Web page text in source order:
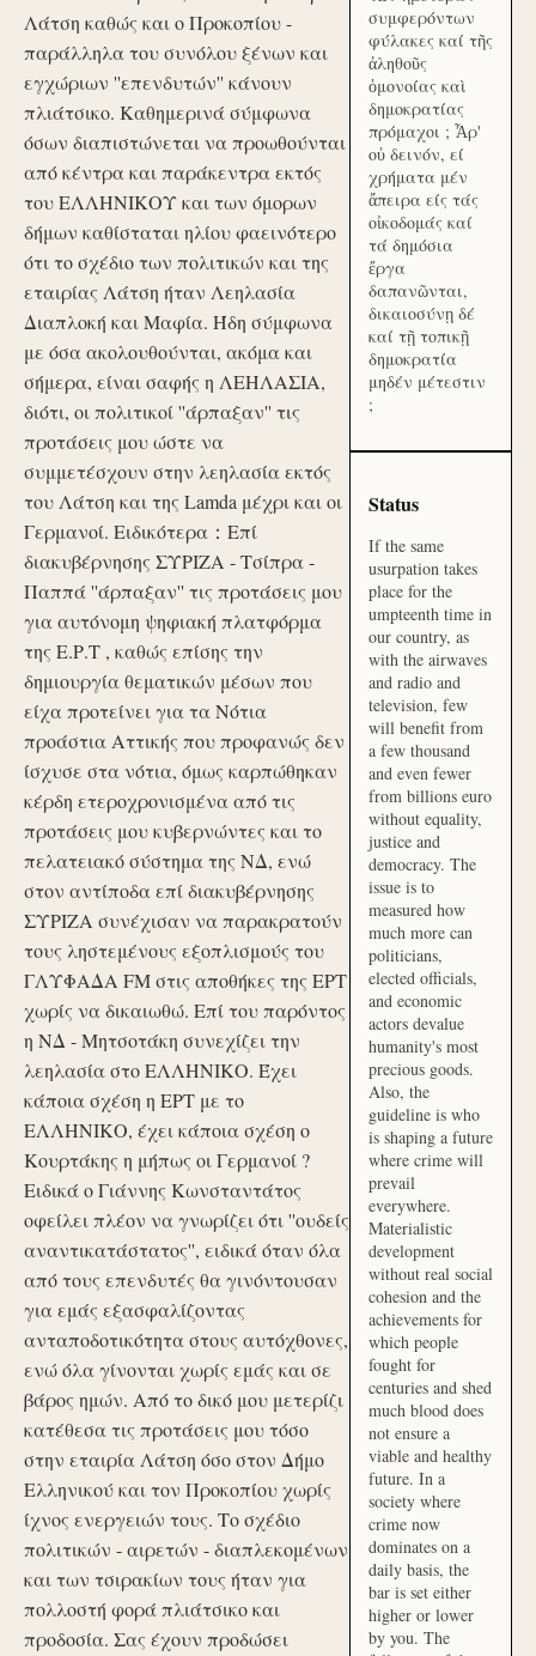
Λάτση καθώς και ο Προκοπίου -
παράλληλα του συνόλου ξένων και
εγχώριων ''επενδυτών'' κάνουν
πλιάτσικο. Καθημερινά σύμφωνα
όσων διαπιστώνεται να προωθούνται
από κέντρα και παράκεντρα εκτός
του ΕΛΛΗΝΙΚΟΥ και των όμορων
δήμων καθίσταται ηλίου φαεινότερο
ότι το σχέδιο των πολιτικών και της
εταιρίας Λάτση ήταν Λεηλασία
Διαπλοκή και Μαφία. Ήδη σύμφωνα
με όσα ακολουθούνται, ακόμα και
σήμερα, είναι σαφής η ΛΕΗΛΑΣΙΑ,
διότι, οι πολιτικοί ''άρπαξαν'' τις
προτάσεις μου ώστε να
συμμετέσχουν στην λεηλασία εκτός
του Λάτση και της Lamda μέχρι και οι
Γερμανοί. Ειδικότερα：Επί
διακυβέρνησης ΣΥΡΙΖΑ - Τσίπρα -
Παππά ''άρπαξαν'' τις προτάσεις μου
για αυτόνομη ψηφιακή πλατφόρμα
της Ε.Ρ.Τ , καθώς επίσης την
δημιουργία θεματικών μέσων που
είχα προτείνει για τα Νότια
προάστια Αττικής που προφανώς δεν
ίσχυσε στα νότια, όμως καρπώθηκαν
κέρδη ετεροχρονισμένα από τις
προτάσεις μου κυβερνώντες και το
πελατειακό σύστημα της ΝΔ, ενώ
στον αντίποδα επί διακυβέρνησης
ΣΥΡΙΖΑ συνέχισαν να παρακρατούν
τους ληστεμένους εξοπλισμούς του
ΓΛΥΦΑΔΑ FM στις αποθήκες της ΕΡΤ
χωρίς να δικαιωθώ. Επί του παρόντος
η ΝΔ - Μητσοτάκη συνεχίζει την
λεηλασία στο ΕΛΛΗΝΙΚΟ. Έχει
κάποια σχέση η ΕΡΤ με το
ΕΛΛΗΝΙΚΟ, έχει κάποια σχέση ο
Κουρτάκης η μήπως οι Γερμανοί ?
Ειδικά ο Γιάννης Κωνσταντάτος
οφείλει πλέον να γνωρίζει ότι ''ουδείς
αναντικατάστατος'', ειδικά όταν όλα
από τους επενδυτές θα γινόντουσαν
για εμάς εξασφαλίζοντας
ανταποδοτικότητα στους αυτόχθονες,
ενώ όλα γίνονται χωρίς εμάς και σε
βάρος ημών. Από το δικό μου μετερίζι
κατέθεσα τις προτάσεις μου τόσο
στην εταιρία Λάτση όσο στον Δήμο
Ελληνικού και τον Προκοπίου χωρίς
ίχνος ενεργειών τους. Το σχέδιο
πολιτικών - αιρετών - διαπλεκομένων
και των τσιρακίων τους ήταν για
πολλοστή φορά πλιάτσικο και
προδοσία. Σας έχουν προδώσει
συμφερόντων
φύλακες καί τῆς
ἀληθοῦς
ὁμονοίας καὶ
δημοκρατίας
πρόμαχοι ; Ἆρ'
οὐ δεινόν, εί
χρήματα μέν
ἄπειρα είς τάς
οἰκοδομάς καί
τά δημόσια
ἔργα
δαπανῶνται,
δικαιοσύνῃ δέ
καί τῇ τοπικῇ
δημοκρατία
μηδέν μέτεστιν
;
Status
If the same
usurpation takes
place for the
umpteenth time in
our country, as
with the airwaves
and radio and
television, few
will benefit from
a few thousand
and even fewer
from billions euro
without equality,
justice and
democracy. The
issue is to
measured how
much more can
politicians,
elected officials,
and economic
actors devalue
humanity's most
precious goods.
Also, the
guideline is who
is shaping a future
where crime will
prevail
everywhere.
Materialistic
development
without real social
cohesion and the
achievements for
which people
fought for
centuries and shed
much blood does
not ensure a
viable and healthy
future. In a
society where
crime now
dominates on a
daily basis, the
bar is set either
higher or lower
by you. The